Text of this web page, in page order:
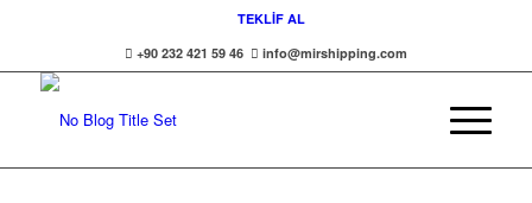
TEKLİF AL
+90 232 421 59 46
info@mirshipping.com